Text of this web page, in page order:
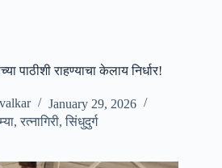
पाठीशी राहण्याचा केलाय निर्धार!
January 29, 2026
,रत्नागिरी,सिंधुदुर्ग